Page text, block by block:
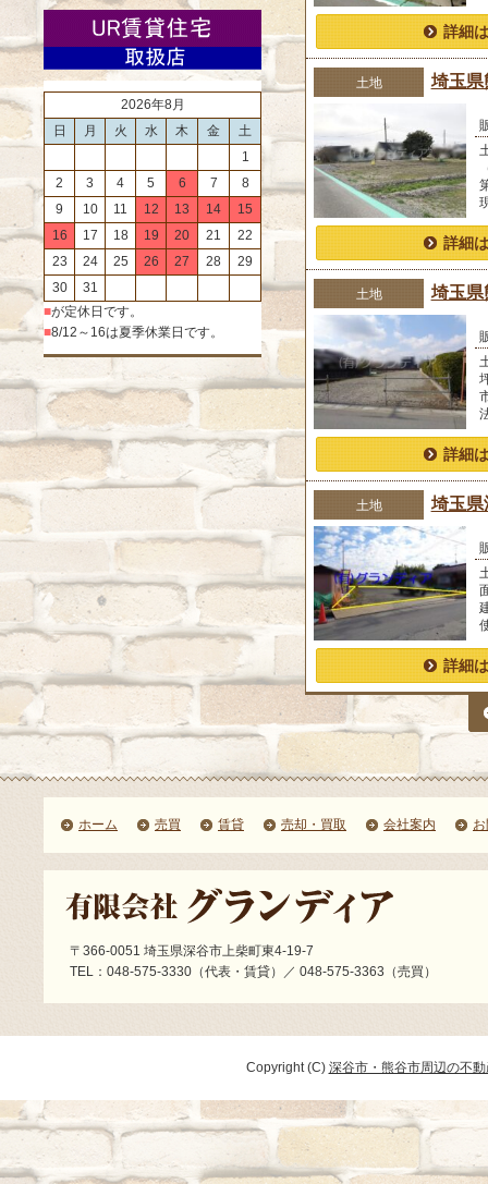
詳細
土地 埼玉
詳細
土地 埼玉県熊谷市
詳細
土地 埼玉県鴻
詳細
2026年8月
日
月 火 水 木 金
土
1
2
3 4 5 6 7
8
9
10 11 12 13 14
15
16
17 18 19 20 21
22
23
24 25 26 27 28
29
30
31
■が定休日です。
■8/12～16は夏季休業日です。
ホーム 売買 賃貸 売却・買取 会社案内
〒366-0051 埼玉県深谷市上柴町東4-19-7
TEL：048-575-3330（代表・賃貸）／ 048-575-3363（売買）
Copyright (C) 深谷市・熊谷市周辺の不